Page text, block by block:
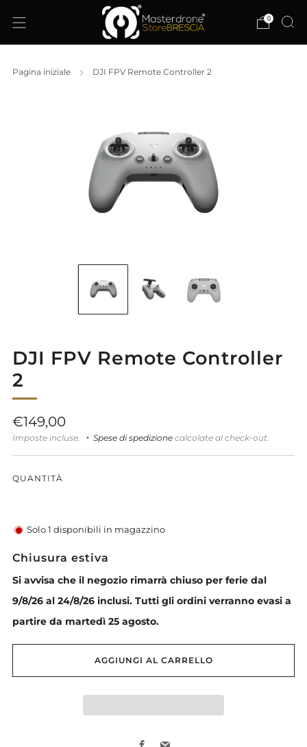
0
Pagina iniziale DJI FPV Remote Controller 2
DJI FPV Remote Controller
2
Prezzo
di
listino
€149,00
Imposte incluse. Spese di spedizione calcolate al check-out.
QUANTITÀ
Solo 1 disponibili in magazzino
Chiusura estiva
Si avvisa che il negozio rimarrà chiuso per ferie dal
9/8/26 al 24/8/26 inclusi. Tutti gli ordini verranno evasi a
partire da martedì 25 agosto.
AGGIUNGI AL CARRELLO
Facebook
Email